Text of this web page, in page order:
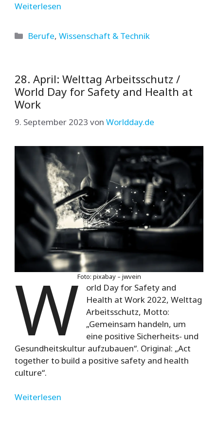
Weiterlesen
Kategorien
Berufe,Wissenschaft & Technik
28. April: Welttag Arbeitsschutz /
World Day for Safety and Health at
Work
9. September 2023 von Worldday.de
Foto: pixabay – jwvein
W
orld Day for Safety and
Health at Work 2022, Welttag
Arbeitsschutz, Motto:
„Gemeinsam handeln, um
eine positive Sicherheits- und
Gesundheitskultur aufzubauen“. Original: „Act
together to build a positive safety and health
culture“.
Weiterlesen